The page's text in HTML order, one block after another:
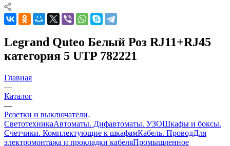
Legrand Quteo Белый Роз RJ11+RJ45
категория 5 UTP 782221
Главная
—
Каталог
—
Розетки и выключатели
СветотехникаАвтоматы. Дифавтоматы. УЗОШкафы и боксы.
Счетчики. Комплектующие к шкафамКабель. ПроводДля
электромонтажа и прокладки кабеляПромышленное